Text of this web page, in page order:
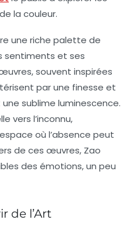
la couleur.
une riche palette de
sentiments et ses
souvent inspirées
par une finesse et
sublime luminescence.
vers l’inconnu,
où l’absence peut
de ces œuvres, Zao
des émotions, un peu
de l’Art